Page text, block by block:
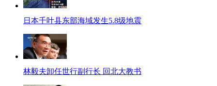
日本千叶县东部海域发生5.8级地震
林毅夫卸任世行副行长 回北大教书